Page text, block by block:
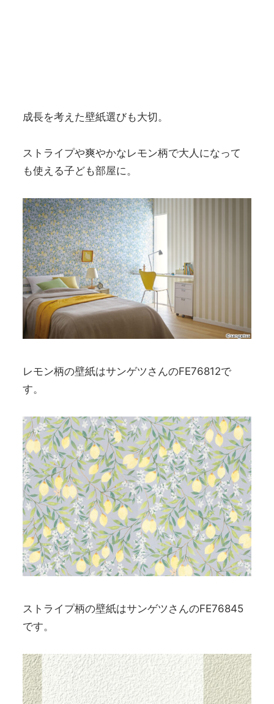
成長を考えた壁紙選びも大切。
ストライプや爽やかなレモン柄で大人になって
も使える子ども部屋に。
レモン柄の壁紙はサンゲツさんのFE76812で
す。
ストライプ柄の壁紙はサンゲツさんのFE76845
です。